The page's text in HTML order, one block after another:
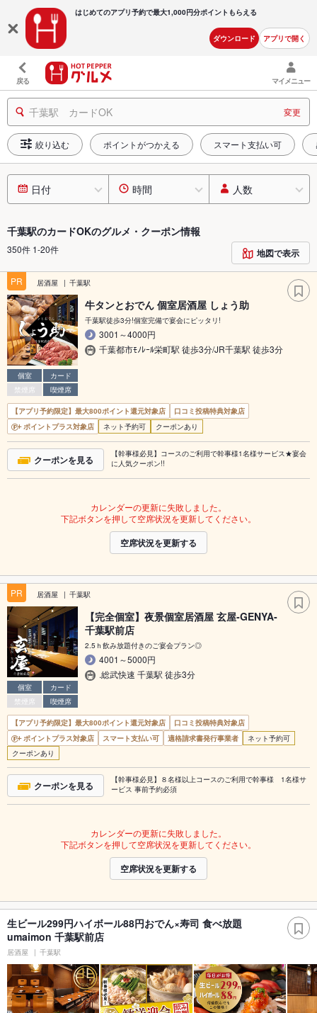
はじめてのアプリ予約で最大1,000円分ポイントもらえる
ダウンロード アプリで開く
戻る マイメニュー
千葉駅 カードOK 変更
絞り込む ポイントがつかえる スマート支払い可
日付 時間 人数
千葉駅のカードOKのグルメ・クーポン情報
350件 1-20件 地図で表示
PR 居酒屋 千葉駅
個室
カード
禁煙席
喫煙席
牛タンとおでん 個室居酒屋 しょう助
千葉駅徒歩3分!個室完備で宴会にピッタリ!
3001～4000円
千葉都市ﾓﾉﾚｰﾙ栄町駅 徒歩3分/JR千葉駅 徒歩3分
【アプリ予約限定】最大800ポイント還元対象店
口コミ投稿特典対象店
ポイントプラス対象店
ネット予約可 クーポンあり
クーポンを見る
【幹事様必見】コースのご利用で幹事様1名様サービス★宴会
に人気クーポン!!
カレンダーの更新に失敗しました。
下記ボタンを押して空席状況を更新してください。
空席状況を更新する
PR 居酒屋 千葉駅
個室
カード
禁煙席
喫煙席
【完全個室】夜景個室居酒屋 玄屋‐GENYA‐
千葉駅前店
2.5ｈ飲み放題付きのご宴会プラン◎
4001～5000円
.総武快速 千葉駅 徒歩3分
【アプリ予約限定】最大800ポイント還元対象店
口コミ投稿特典対象店
ポイントプラス対象店
スマート支払い可 適格請求書発行事業者
ネット予約可
クーポンあり
クーポンを見る
【幹事様必見】８名様以上コースのご利用で幹事様 1名様サ
ービス 事前予約必須
カレンダーの更新に失敗しました。
下記ボタンを押して空席状況を更新してください。
空席状況を更新する
生ビール299円ハイボール88円おでん×寿司 食べ放題
umaimon 千葉駅前店
居酒屋 千葉駅